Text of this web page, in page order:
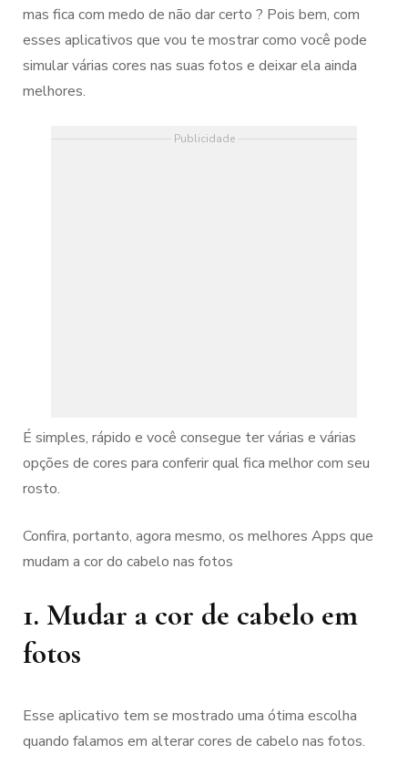
mas fica com medo de não dar certo ? Pois bem, com
esses aplicativos que vou te mostrar como você pode
simular várias cores nas suas fotos e deixar ela ainda
melhores.
Publicidade
É simples, rápido e você consegue ter várias e várias
opções de cores para conferir qual fica melhor com seu
rosto.
Confira, portanto, agora mesmo, os melhores Apps que
mudam a cor do cabelo nas fotos
1. Mudar a cor de cabelo em
fotos
Esse aplicativo tem se mostrado uma ótima escolha
quando falamos em alterar cores de cabelo nas fotos.